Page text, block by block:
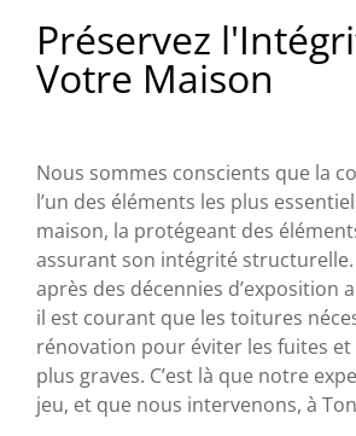
Préservez
Votre Maison
Nous sommes conscients que la
l’un des éléments les plus
maison, la protégeant des
assurant son intégrité structurelle.
après des décennies d’exposition
il est courant que les toitures
rénovation pour éviter les fuites et
plus graves. C’est là que notre
jeu, et que nous intervenons, à